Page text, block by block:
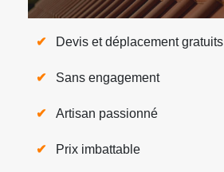
Devis et déplacement gratuits
Sans engagement
Artisan passionné
Prix imbattable